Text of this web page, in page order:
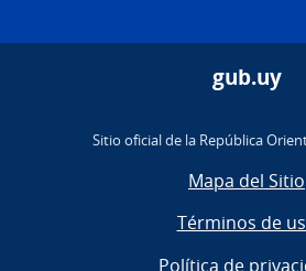
gub.uy
Sitio oficial de la República
Mapa del Sitio
Términos de
Política de